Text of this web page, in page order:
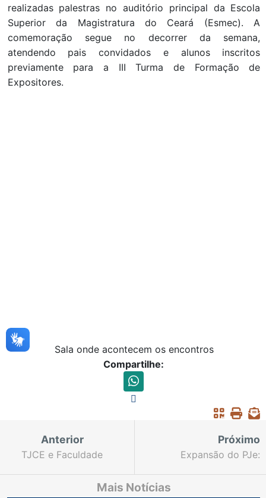
realizadas palestras no auditório principal da Escola
Superior da Magistratura do Ceará (Esmec). A
comemoração segue no decorrer da semana,
atendendo pais convidados e alunos inscritos
previamente para a III Turma de Formação de
Expositores.
Sala onde acontecem os encontros
Compartilhe:
Anterior
TJCE e Faculdade
Termo de Cooperação
Próximo
Expansão do PJe:
Mais Notícias